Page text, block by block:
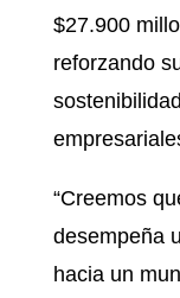
$27.900
reforzando
“Creemos
desempeña
hacia un